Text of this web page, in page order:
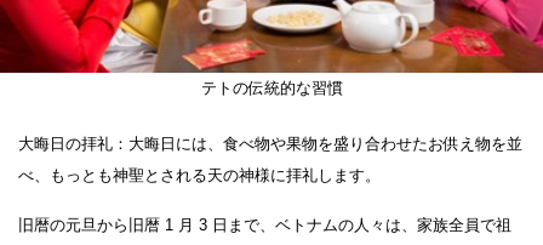
テトの伝統的な習慣
大晦日の拝礼：大晦日には、食べ物や果物を盛り合わせたお供え物を並
べ、もっとも神聖とされる天の神様に拝礼します。
旧暦の元旦から旧暦 1 ⽉ 3 ⽇まで、ベトナムの人々は、家族全員で祖